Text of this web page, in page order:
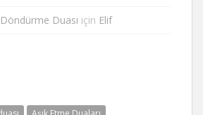
Duası için Elif